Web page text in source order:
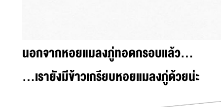
นอกจากหอยแมลงภู่ทอดกรอบแล้ว...
...เรายังมีข้าวเกรียบหอยแมลงภู่ด้วยน่ะ